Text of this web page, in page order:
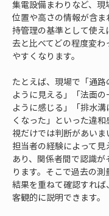
集電設備まわりなど、現
位置や高さの情報が含
持管理の基準として使
去と比べてどの程度変わ
やすくなります。
たとえば、現場で「通
ように見える」「法面
ように感じる」「排水
くなった」といった違
視だけでは判断があいま
担当者の経験によって見
あり、関係者間で認識
ります。そこで過去の
結果を重ねて確認すれば
客観的に説明できます。